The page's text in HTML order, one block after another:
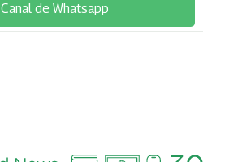
Canal de Whatsapp